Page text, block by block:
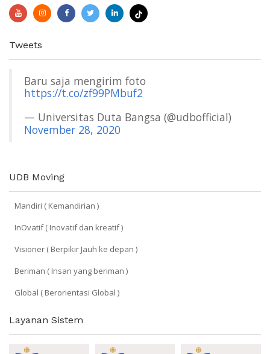
Tweets
Baru saja mengirim foto
https://t.co/zf99PMbuf2
— Universitas Duta Bangsa (@udbofficial)
November 28, 2020
UDB Moving
Mandiri ( Kemandirian )
InOvatif ( Inovatif dan kreatif )
Visioner ( Berpikir Jauh ke depan )
Beriman ( Insan yang beriman )
Global ( Berorientasi Global )
Layanan Sistem